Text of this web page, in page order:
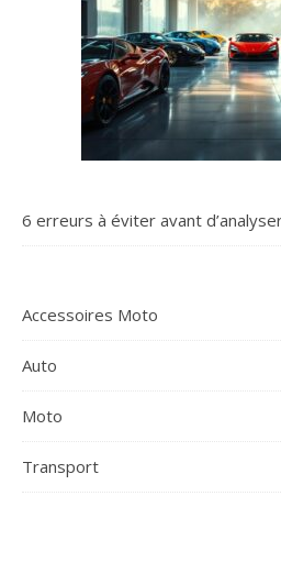
6 erreurs à éviter avant
Accessoires Moto
Auto
Moto
Transport